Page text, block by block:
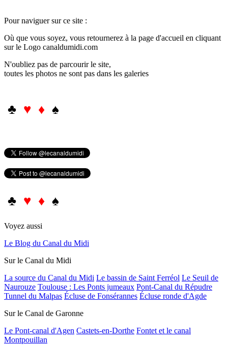
Pour naviguer sur ce site :
Où que vous soyez, vous retournerez à la page d'accueil en cliquant
sur le Logo canaldumidi.com
N'oubliez pas de parcourir le site,
toutes les photos ne sont pas dans les galeries
♣ ♥ ♦ ♠
♣ ♥ ♦ ♠
Voyez aussi
Le Blog du Canal du Midi
Sur le Canal du Midi
La source du Canal du Midi Le bassin de Saint Ferréol Le Seuil de
Naurouze Toulouse : Les Ponts jumeaux Pont-Canal du Répudre
Tunnel du Malpas Écluse de Fonsérannes Écluse ronde d'Agde
Sur le Canal de Garonne
Le Pont-canal d'Agen Castets-en-Dorthe Fontet et le canal
Montpouillan